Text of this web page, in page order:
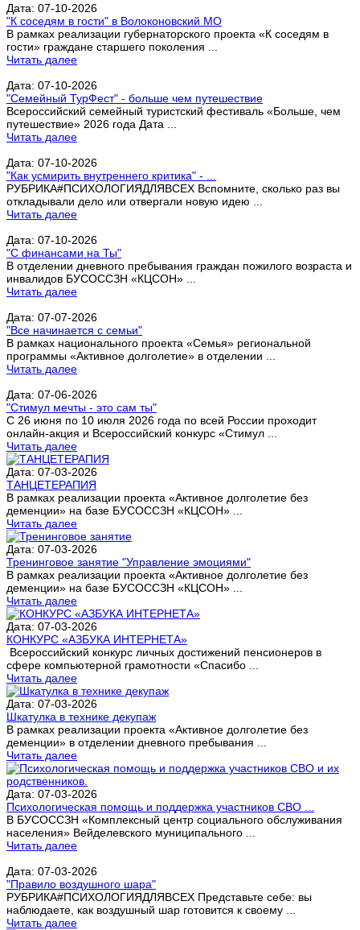
Дата: 07-10-2026
"К соседям в гости" в Волоконовский МО
В рамках реализации губернаторского проекта «К соседям в
гости» граждане старшего поколения ...
Читать далее
Дата: 07-10-2026
"Семейный ТурФест" - больше чем путешествие
Всероссийский семейный туристский фестиваль «Больше, чем
путешествие» 2026 года Дата ...
Читать далее
Дата: 07-10-2026
"Как усмирить внутреннего критика" - ...
РУБРИКА#ПСИХОЛОГИЯДЛЯВСЕХ Вспомните, сколько раз вы
откладывали дело или отвергали новую идею ...
Читать далее
Дата: 07-10-2026
"С финансами на Ты"
В отделении дневного пребывания граждан пожилого возраста и
инвалидов БУСОССЗН «КЦСОН» ...
Читать далее
Дата: 07-07-2026
"Все начинается с семьи"
В рамках национального проекта «Семья» региональной
программы «Активное долголетие» в отделении ...
Читать далее
Дата: 07-06-2026
"Стимул мечты - это сам ты"
С 26 июня по 10 июля 2026 года по всей России проходит
онлайн-акция и Всероссийский конкурс «Стимул ...
Читать далее
Дата: 07-03-2026
ТАНЦЕТЕРАПИЯ
В рамках реализации проекта «Активное долголетие без
деменции» на базе БУСОССЗН «КЦСОН» ...
Читать далее
Дата: 07-03-2026
Тренинговое занятие "Управление эмоциями"
В рамках реализации проекта «Активное долголетие без
деменции» на базе БУСОССЗН «КЦСОН» ...
Читать далее
Дата: 07-03-2026
КОНКУРС «АЗБУКА ИНТЕРНЕТА»
Всероссийский конкурс личных достижений пенсионеров в
сфере компьютерной грамотности «Спасибо ...
Читать далее
Дата: 07-03-2026
Шкатулка в технике декупаж
В рамках реализации проекта «Активное долголетие без
деменции» в отделении дневного пребывания ...
Читать далее
Дата: 07-03-2026
Психологическая помощь и поддержка участников СВО ...
В БУСОССЗН «Комплексный центр социального обслуживания
населения» Вейделевского муниципального ...
Читать далее
Дата: 07-03-2026
"Правило воздушного шара"
РУБРИКА#ПСИХОЛОГИЯДЛЯВСЕХ Представьте себе: вы
наблюдаете, как воздушный шар готовится к своему ...
Читать далее